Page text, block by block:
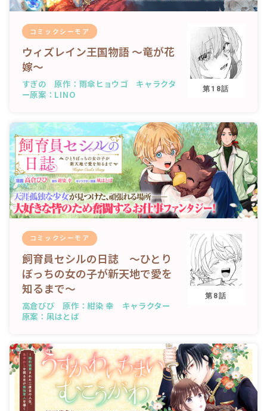
コミックシーモア
ウィズレイン王国物語 ～竜が花
嫁～
すぎの 原作：雨傘ヒョウゴ キャラクタ
ー原案：LINO
第18話
コミックシーモア
飼育員セシルの日誌 ～ひとり
ぼっちの女の子が新天地で愛を
知るまで～
高倉びび 原作：紺染 幸 キャラクター
原案：凩はとば
第8話